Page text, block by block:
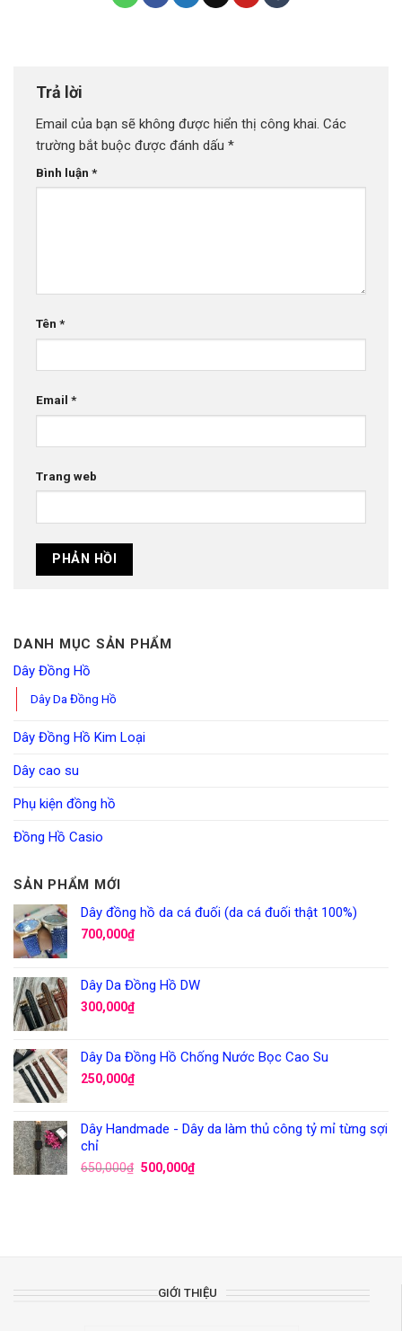
Trả lời
Email của bạn sẽ không được hiển thị công khai. Các
trường bắt buộc được đánh dấu *
Bình luận *
Tên *
Email *
Trang web
DANH MỤC SẢN PHẨM
Dây Đồng Hồ
Dây Da Đồng Hồ
Dây Đồng Hồ Kim Loại
Dây cao su
Phụ kiện đồng hồ
Đồng Hồ Casio
SẢN PHẨM MỚI
Dây đồng hồ da cá đuối (da cá đuối thật 100%)
700,000₫
Dây Da Đồng Hồ DW
300,000₫
Dây Da Đồng Hồ Chống Nước Bọc Cao Su
250,000₫
Dây Handmade - Dây da làm thủ công tỷ mỉ từng sợi
chỉ
650,000₫ 500,000₫
GIỚI THIỆU